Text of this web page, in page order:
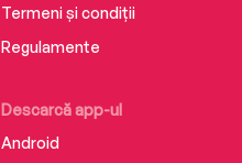
Descarcă app-ul
Android
Termeni și condiții
Regulamente